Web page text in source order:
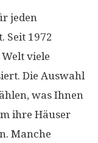
jeden
Seit 1972
viele
Die Auswahl
was Ihnen
ihre Häuser
Manche